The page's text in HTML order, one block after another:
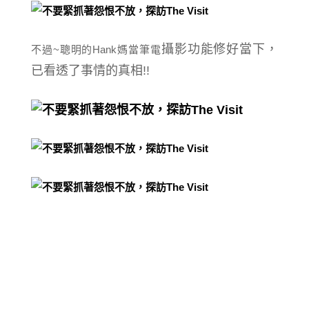
不過~聰明的Hank媽當筆電攝影功能修好當下，
已看透了事情的真相!!